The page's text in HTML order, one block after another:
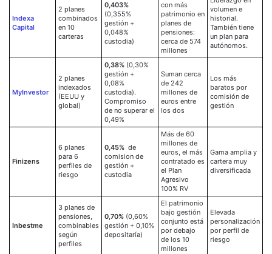
Indexa
Capital
2 planes
combinados
en 10
carteras
0,403%
(0,355%
gestión +
0,048%
custodia)
con más
patrimonio en
planes de
pensiones:
cerca de 574
millones
volumen e
historial.
También tiene
un plan para
autónomos.
MyInvestor
2 planes
indexados
(EEUU y
global)
0,38% (0,30%
gestión +
0,08%
custodia).
Compromiso
de no superar el
0,49%
Suman cerca
de 242
millones de
euros entre
los dos
Los más
baratos por
comisión de
gestión
Finizens
6 planes
para 6
perfiles de
riesgo
0,45% de
comision de
gestión +
custodia
Más de 60
millones de
euros, el más
contratado es
el Plan
Agresivo
100% RV
Gama amplia y
cartera muy
diversificada
Inbestme
3 planes de
pensiones,
combinables
según
perfiles
0,70% (0,60%
gestión + 0,10%
depositaría)
El patrimonio
bajo gestión
conjunto está
por debajo
de los 10
millones
Elevada
personalización
por perfil de
riesgo